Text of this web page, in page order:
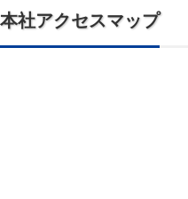
本社アクセスマップ